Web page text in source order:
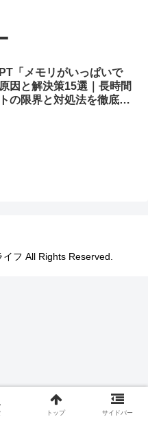
「メモリがいっぱいで
因と解決策15選｜長時間
の限界と対処法を徹底解
フ All Rights Reserved.
トップ サイドバー